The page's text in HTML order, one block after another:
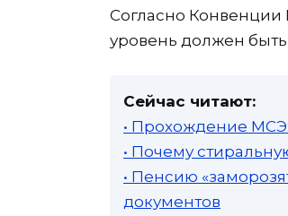
Согласно
уровень должен
Сейчас читают:
• Прохождение
• Почему
• Пенсию
документов